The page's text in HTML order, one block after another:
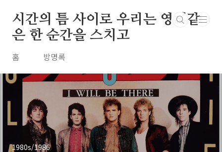
시간의 틈 사이로 우리는 영원같
은 한 순간을 스치고
홈 방명록
1980s/1986